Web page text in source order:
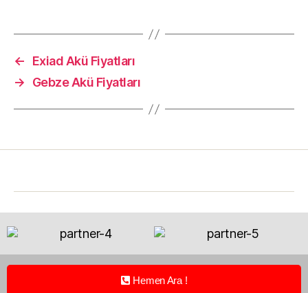
←
Exiad Akü Fiyatları
→
Gebze Akü Fiyatları
Hemen Ara !